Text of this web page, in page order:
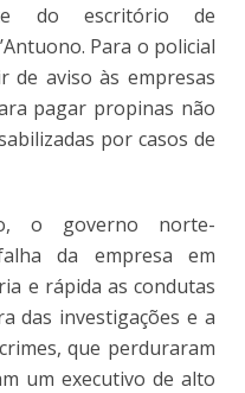
do escritório de
Para o policial
de aviso às empresas
pagar propinas não
por casos de
o governo norte-
da empresa em
e rápida as condutas
das investigações e a
que perduraram
um executivo de alto